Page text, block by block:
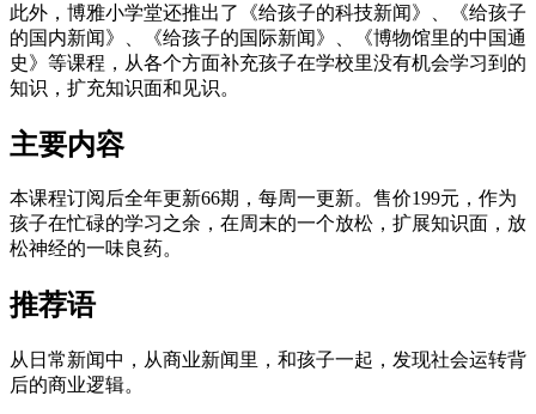
此外，博雅小学堂还推出了《给孩子的科技新闻》、《给孩子
的国内新闻》、《给孩子的国际新闻》、《博物馆里的中国通
史》等课程，从各个方面补充孩子在学校里没有机会学习到的
知识，扩充知识面和见识。
主要内容
本课程订阅后全年更新66期，每周一更新。售价199元，作为
孩子在忙碌的学习之余，在周末的一个放松，扩展知识面，放
松神经的一味良药。
推荐语
从日常新闻中，从商业新闻里，和孩子一起，发现社会运转背
后的商业逻辑。